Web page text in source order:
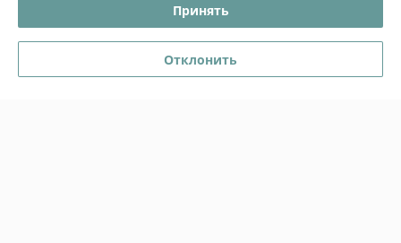
Информация для покупателя
ООО "Стромес"
220112, г. Минск, ул. Прушинских 31А, оф. 1Б
Принять
Отклонить